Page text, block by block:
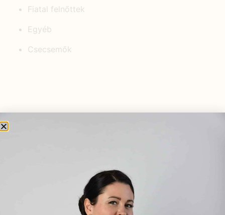
Fiatal felnőttek
Egyéb
Csecsemők
háromszöge: Stressz, Alvás,
Emésztés
2025.02.25.